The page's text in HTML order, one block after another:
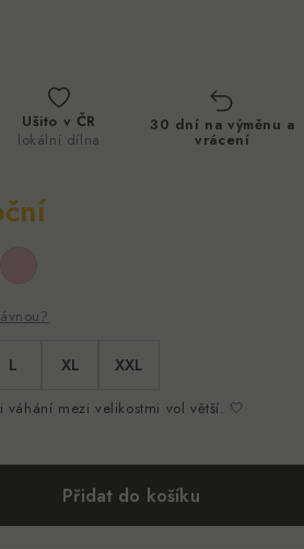
Ušito v ČR
lokální dílna
30 dní na výměnu a
vrácení
L XL XXL
mezi velikostmi vol větší. 🤍
Přidat do košíku